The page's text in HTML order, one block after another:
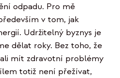
odpadu. Pro mě
v tom, jak
Udržitelný byznys je
dělat roky. Bez toho, že
mít zdravotní problémy
totiž není přežívat,